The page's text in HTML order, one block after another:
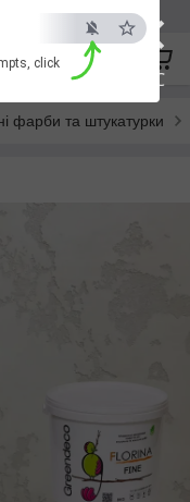
×
ESC
click
фарби та штукатурки